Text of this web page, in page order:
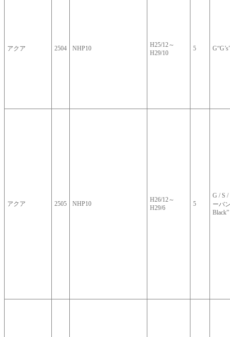
アクア 2504 NHP10
H25/12～
H29/10
5
アクア 2505 NHP10
H26/12～
H29/6
5
G / S
ーバ
Black”